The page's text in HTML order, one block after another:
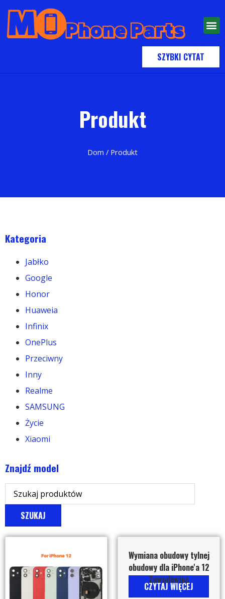
SZYBKI CYTAT
Produkt
Dom / Produkt
Kategoria
Jabłko
Google
Honor
Huaweia
Infinix
OnePlus
Przeciwny
Inny
Realme
SAMSUNG
Życie
Xiaomi
Znajdź model
SZUKAJ
Wymiana obudowy tylnej
obudowy dla iPhone'a 12
Zawodowiec
CZYTAJ WIĘCEJ